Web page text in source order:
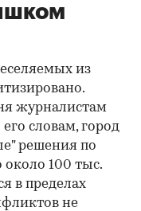
из
журналистам
словам, город
решения по
100 тыс.
в пределах
не